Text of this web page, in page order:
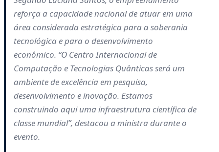
reforça a capacidade nacional de atuar em uma
área considerada estratégica para a soberania
tecnológica e para o desenvolvimento
econômico. “O Centro Internacional de
Computação e Tecnologias Quânticas será um
ambiente de excelência em pesquisa,
desenvolvimento e inovação. Estamos
construindo aqui uma infraestrutura científica de
classe mundial”, destacou a ministra durante o
evento.